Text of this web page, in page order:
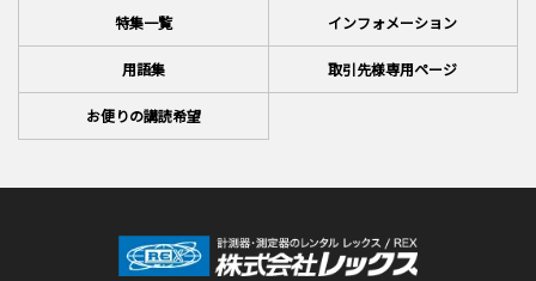
特集一覧 インフォメーション
用語集 取引先様専用ページ
お便りの講読希望